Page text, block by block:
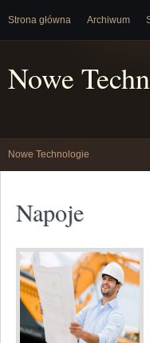
Strona główna Archiwum
Nowe
Nowe Technologie
Napoje